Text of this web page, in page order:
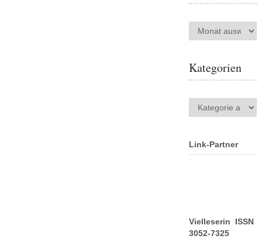
Archiv
Kategorien
Kategorien
Link-Partner
Vielleserin ISSN
3052-7325